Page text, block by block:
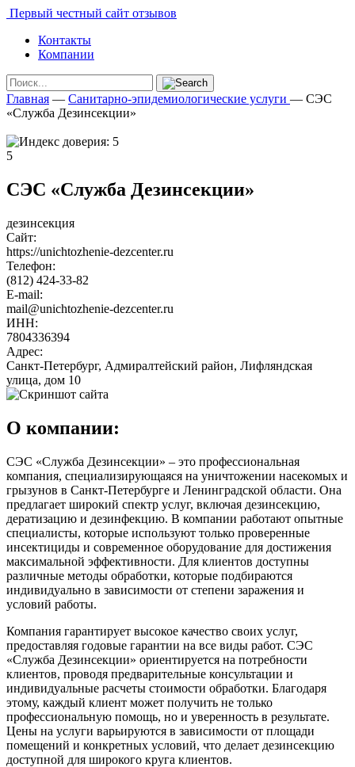
Первый честный сайт отзывов
Контакты
Компании
Главная — Санитарно-эпидемиологические услуги — СЭС
«Служба Дезинсекции»
5
СЭС «Служба Дезинсекции»
дезинсекция
Сайт:
https://unichtozhenie-dezcenter.ru
Телефон:
(812) 424-33-82
E-mail:
mail@unichtozhenie-dezcenter.ru
ИНН:
7804336394
Адрес:
Санкт-Петербург, Адмиралтейский район, Лифляндская
улица, дом 10
О компании:
СЭС «Служба Дезинсекции» – это профессиональная
компания, специализирующаяся на уничтожении насекомых и
грызунов в Санкт-Петербурге и Ленинградской области. Она
предлагает широкий спектр услуг, включая дезинсекцию,
дератизацию и дезинфекцию. В компании работают опытные
специалисты, которые используют только проверенные
инсектициды и современное оборудование для достижения
максимальной эффективности. Для клиентов доступны
различные методы обработки, которые подбираются
индивидуально в зависимости от степени заражения и
условий работы.
Компания гарантирует высокое качество своих услуг,
предоставляя годовые гарантии на все виды работ. СЭС
«Служба Дезинсекции» ориентируется на потребности
клиентов, проводя предварительные консультации и
индивидуальные расчеты стоимости обработки. Благодаря
этому, каждый клиент может получить не только
профессиональную помощь, но и уверенность в результате.
Цены на услуги варьируются в зависимости от площади
помещений и конкретных условий, что делает дезинсекцию
доступной для широкого круга клиентов.